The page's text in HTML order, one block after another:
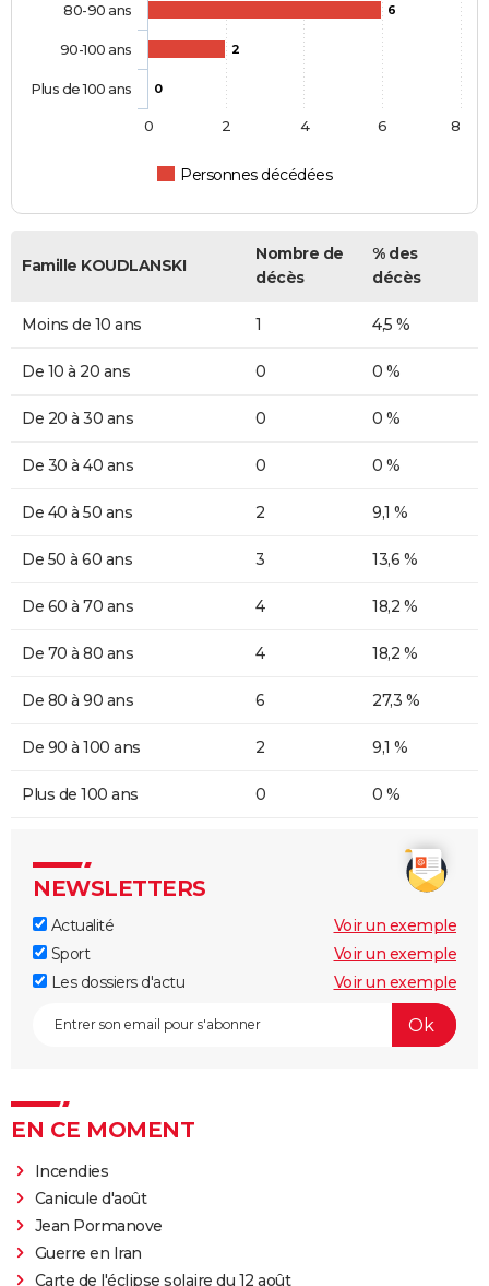
6
2
0
Personnes décédées
80-90 ans
90-100 ans
Plus de 100 ans
0 2 4 6 8
Famille KOUDLANSKI
Nombre de
décès
% des
décès
Moins de 10 ans 1 4,5 %
De 10 à 20 ans 0 0 %
De 20 à 30 ans 0 0 %
De 30 à 40 ans 0 0 %
De 40 à 50 ans 2 9,1 %
De 50 à 60 ans 3 13,6 %
De 60 à 70 ans 4 18,2 %
De 70 à 80 ans 4 18,2 %
De 80 à 90 ans 6 27,3 %
De 90 à 100 ans 2 9,1 %
Plus de 100 ans 0 0 %
NEWSLETTERS
Actualité
Voir un exemple
Sport
Voir un exemple
Les dossiers d'actu
Voir un exemple
EN CE MOMENT
Incendies
Canicule d'août
Jean Pormanove
Guerre en Iran
Carte de l'éclipse solaire du 12 août